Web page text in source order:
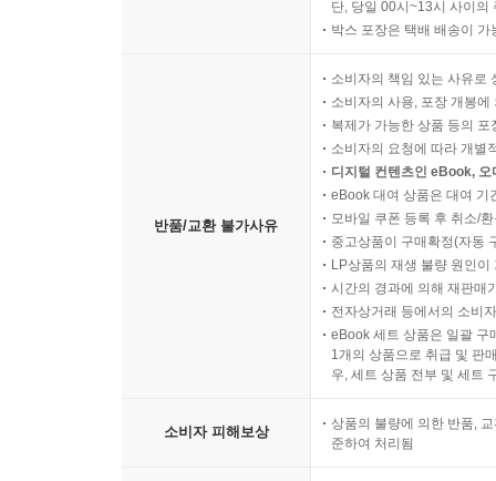
단, 당일 00시~13시 사이의
박스 포장은 택배 배송이
반품/교환 불가사유
소비자의 책임 있는 사유로
소비자의 사용, 포장 개봉
복제가 가능한 상품 등의
소비자의 요청에 따라 개별
디지털 컨텐츠인 eBook,
eBook 대여 상품은 대여 기
모바일 쿠폰 등록 후 취소/
중고상품이 구매확정(자동
LP상품의 재생 불량 원인
시간의 경과에 의해 재판매
전자상거래 등에서의 소비
eBook 세트 상품은 일괄 구
1개의 상품으로 취급 및 판
우, 세트 상품 전부 및 세트
소비자 피해보상
상품의 불량에 의한 반품,
준하여 처리됨